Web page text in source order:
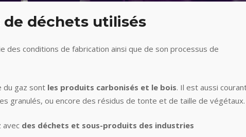
déchets utilisés
des conditions de fabrication ainsi que de son processus de
du gaz sont les produits carbonisés et le bois. Il est aussi
granulés, ou encore des résidus de tonte et de taille de végétaux.
avec des déchets et sous-produits des industries